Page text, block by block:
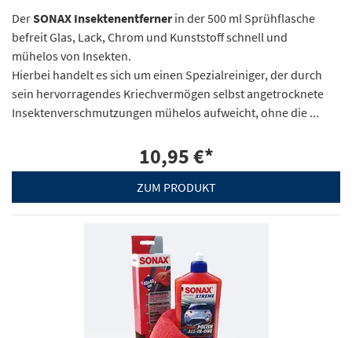
DerSONAX Insektenentfernerin der 500 ml Sprühflasche
befreit Glas, Lack, Chrom und Kunststoff schnell und
mühelos von Insekten.
Hierbei handelt es sich um einen Spezialreiniger, der durch
sein hervorragendes Kriechvermögen selbst angetrocknete
Insektenverschmutzungen mühelos aufweicht, ohne die ...
10,95 €*
ZUM PRODUKT